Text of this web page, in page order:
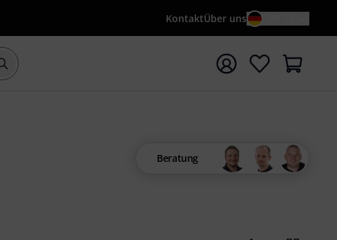
KontaktÜber uns
Suche mit Suchwort {searchTerm} starten
Beratung